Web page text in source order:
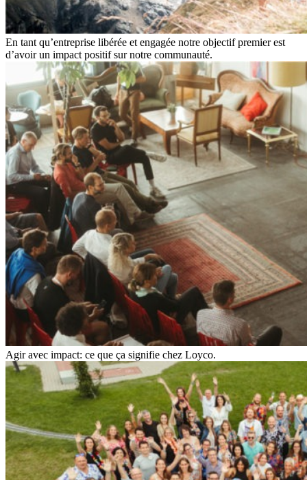
En tant qu’entreprise libérée et engagée notre objectif premier est
d’avoir un impact positif sur notre communauté.
Agir avec impact: ce que ça signifie chez Loyco.